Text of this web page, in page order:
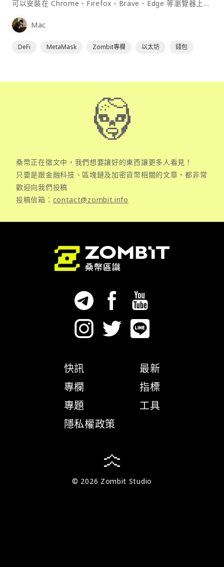
可以安裝在 Chrome、Firefox、Brave、Edge 等瀏覽器上作
為插件使用，具備許多功能且使用上非常方便。
Mac
DeFi MetaMask Zombit專欄 以太坊 錢包
桑幣正在徵文中，我們想要讓好的東西讓更多人看見！
只要是跟金融科技、區塊鏈及加密貨幣相關的文章，都非常
歡迎向我們投稿
投稿信箱： contact@zombit.info
快訊
專欄
專題
隱私權政策
最新
指標
工具
© 2026 Zombit Studio